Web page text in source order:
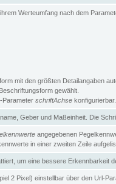
Werteumfang nach dem
mit den größten Detailangaben
gewählt.
Parameter schriftAchse konfigurierbar.
Geber und Maßeinheit. Die
angegebenen
in einer zweiten Zeile
um eine bessere Erkennbarkeit
2 Pixel) einstellbar über den Url-